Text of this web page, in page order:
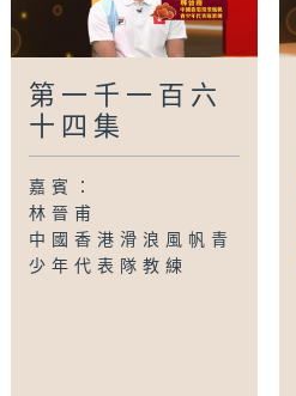
第一千一百六
十四集
嘉賓：
林晉甫
中國香港滑浪風帆青
少年代表隊教練